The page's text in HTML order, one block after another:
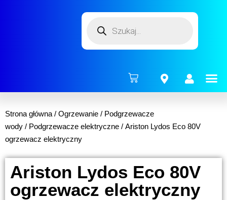
Strona główna / Ogrzewanie / Podgrzewacze
wody / Podgrzewacze elektryczne / Ariston Lydos Eco 80V
ogrzewacz elektryczny
Ariston Lydos Eco 80V
ogrzewacz elektryczny